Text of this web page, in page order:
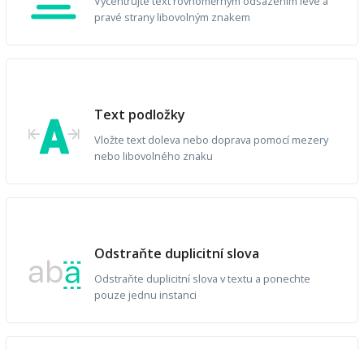
pravé strany libovolným znakem
Text podložky
Vložte text doleva nebo doprava pomocí mezery
nebo libovolného znaku
Odstraňte duplicitní slova
Odstraňte duplicitní slova v textu a ponechte
pouze jednu instanci